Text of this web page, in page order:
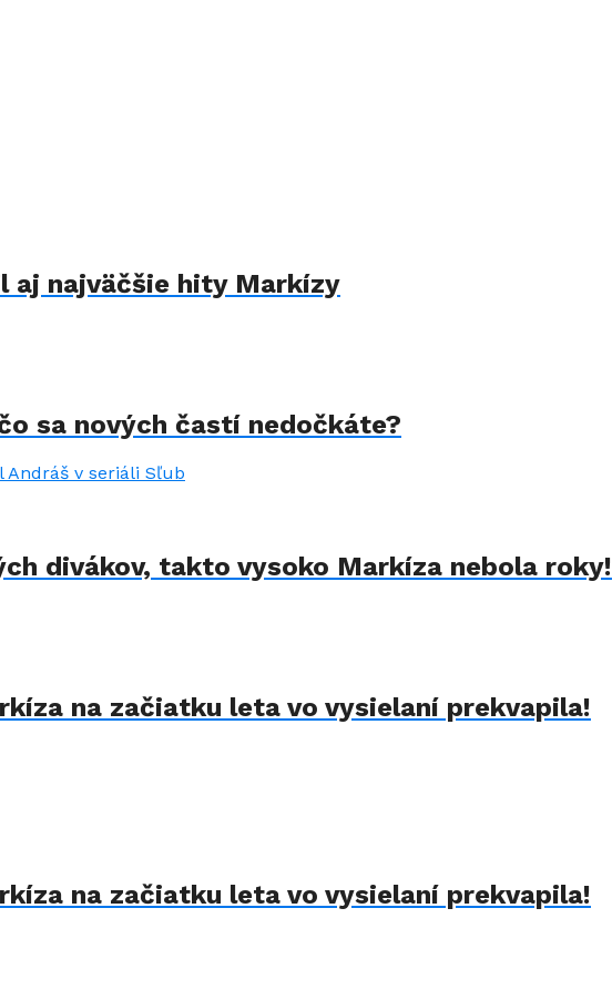
aj najväčšie hity Markízy
sa nových častí nedočkáte?
divákov, takto vysoko Markíza nebola roky!
na začiatku leta vo vysielaní prekvapila!
na začiatku leta vo vysielaní prekvapila!